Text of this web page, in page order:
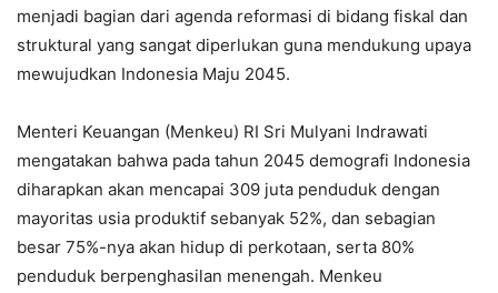
menjadi bagian dari agenda reformasi di bidang fiskal dan
struktural yang sangat diperlukan guna mendukung upaya
mewujudkan Indonesia Maju 2045.
Menteri Keuangan (Menkeu) RI Sri Mulyani Indrawati
mengatakan bahwa pada tahun 2045 demografi Indonesia
diharapkan akan mencapai 309 juta penduduk dengan
mayoritas usia produktif sebanyak 52%, dan sebagian
besar 75%-nya akan hidup di perkotaan, serta 80%
penduduk berpenghasilan menengah. Menkeu